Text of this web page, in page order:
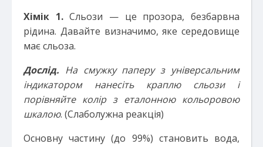
Хімік 1.Сльози — це прозора, безбарвна
рідина. Давайте визначимо, яке середовище
має сльоза.
Дослід. На смужку паперу з універсальним
індикатором нанесіть краплю сльози і
порівняйте колір з еталонною кольоровою
шкалою. (Слаболужна реакція)
Основну частину (до 99%) становить вода,